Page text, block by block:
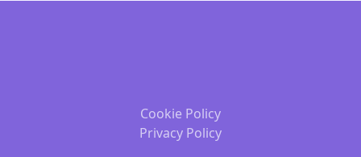
Cookie Policy
Privacy Policy